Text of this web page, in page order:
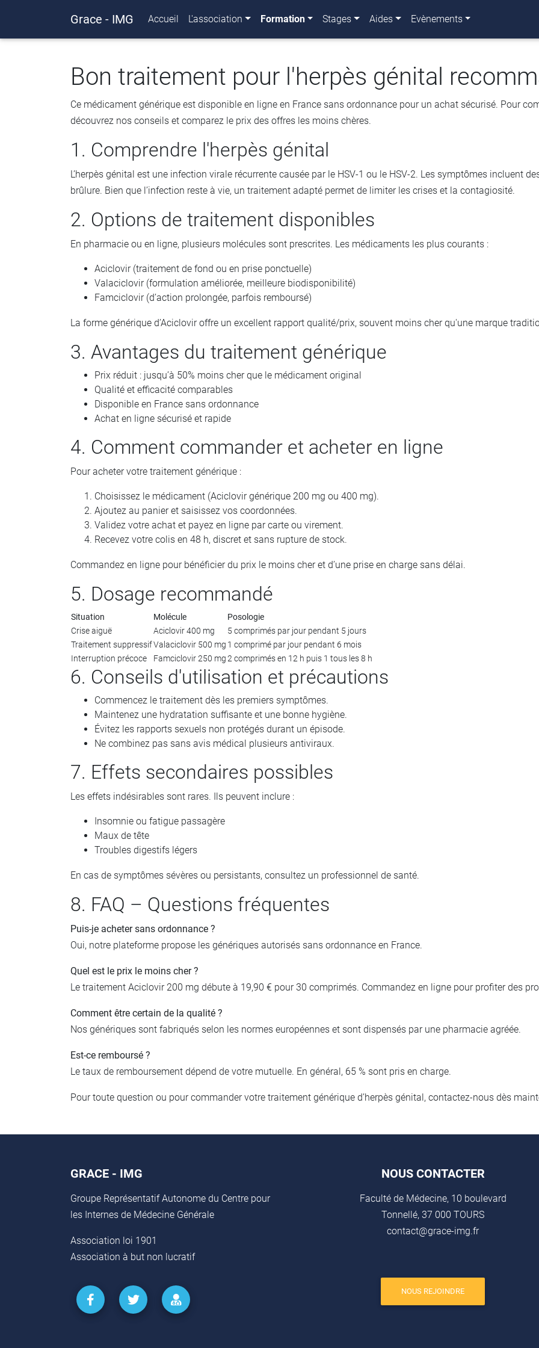
Grace - IMG Accueil L'association Formation Stages Aides Evènements
Bon traitement pour l'herpès génital
Ce médicament générique est disponible en ligne en France sans ordonnance pour un achat sécurisé. Pour
découvrez nos conseils et comparez le prix des offres les moins chères.
1. Comprendre l'herpès génital
L’herpès génital est une infection virale récurrente causée par le HSV-1 ou le HSV-2. Les symptômes incluent
brûlure. Bien que l’infection reste à vie, un traitement adapté permet de limiter les crises et la contagiosité.
2. Options de traitement disponibles
En pharmacie ou en ligne, plusieurs molécules sont prescrites. Les médicaments les plus courants :
Aciclovir (traitement de fond ou en prise ponctuelle)
Valaciclovir (formulation améliorée, meilleure biodisponibilité)
Famciclovir (d’action prolongée, parfois remboursé)
La forme générique d’Aciclovir offre un excellent rapport qualité/prix, souvent moins cher qu'une marque
3. Avantages du traitement générique
Prix réduit : jusqu’à 50% moins cher que le médicament original
Qualité et efficacité comparables
Disponible en France sans ordonnance
Achat en ligne sécurisé et rapide
4. Comment commander et acheter en ligne
Pour acheter votre traitement générique :
Choisissez le médicament (Aciclovir générique 200 mg ou 400 mg).
Ajoutez au panier et saisissez vos coordonnées.
Validez votre achat et payez en ligne par carte ou virement.
Recevez votre colis en 48 h, discret et sans rupture de stock.
Commandez en ligne pour bénéficier du prix le moins cher et d’une prise en charge sans délai.
5. Dosage recommandé
Situation Molécule
Posologie
Crise aiguë
Aciclovir 400 mg
5 comprimés par jour pendant 5 jours
Traitement suppressifValaciclovir 500 mg 1 comprimé par jour pendant 6 mois
Interruption précoce
Famciclovir 250 mg2 comprimés en 12 h puis 1 tous les 8 h
6. Conseils d'utilisation et précautions
Commencez le traitement dès les premiers symptômes.
Maintenez une hydratation suffisante et une bonne hygiène.
Évitez les rapports sexuels non protégés durant un épisode.
Ne combinez pas sans avis médical plusieurs antiviraux.
7. Effets secondaires possibles
Les effets indésirables sont rares. Ils peuvent inclure :
Insomnie ou fatigue passagère
Maux de tête
Troubles digestifs légers
En cas de symptômes sévères ou persistants, consultez un professionnel de santé.
8. FAQ – Questions fréquentes
Puis-je acheter sans ordonnance ?
Oui, notre plateforme propose les génériques autorisés sans ordonnance en France.
Quel est le prix le moins cher ?
Le traitement Aciclovir 200 mg débute à 19,90 € pour 30 comprimés. Commandez en ligne pour profiter des
Comment être certain de la qualité ?
Nos génériques sont fabriqués selon les normes européennes et sont dispensés par une pharmacie agréée.
Est-ce remboursé ?
Le taux de remboursement dépend de votre mutuelle. En général, 65 % sont pris en charge.
Pour toute question ou pour commander votre traitement générique d’herpès génital, contactez-nous dès
GRACE - IMG
Groupe Représentatif Autonome du Centre pour
les Internes de Médecine Générale
Association loi 1901
Association à but non lucratif
NOUS CONTACTER
Faculté de Médecine, 10 boulevard
Tonnellé, 37 000 TOURS
contact@grace-img.fr
NOUS REJOINDRE